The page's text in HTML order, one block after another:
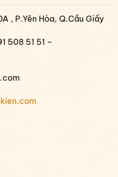
, P.Yên Hòa, Q.Cầu Giấy
508 51 51 –